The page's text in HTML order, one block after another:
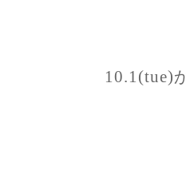
10.1(tue)